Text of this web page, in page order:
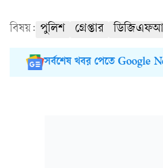
বিষয়: পুলিশ গ্রেপ্তার
সর্বশেষ খবর পেতে Google